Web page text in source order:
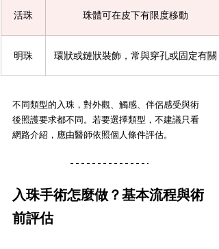
活珠 珠體可在皮下有限度移動
明珠 環狀或鏈狀裝飾，常與穿孔或固定有關
不同類型的入珠，對外觀、觸感、伴侶感受與術
後照護要求都不同。若要選擇類型，不建議只看
網路介紹，應由醫師依照個人條件評估。
入珠手術怎麼做？基本流程與術
前評估